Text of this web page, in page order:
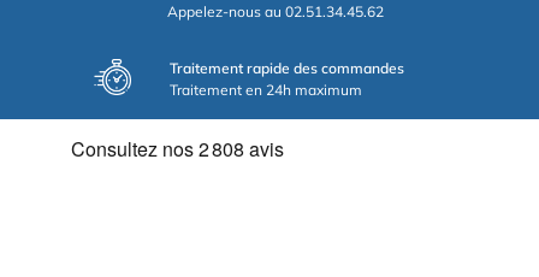
Appelez-nous au 02.51.34.45.62
Traitement rapide des commandes
Traitement en 24h maximum